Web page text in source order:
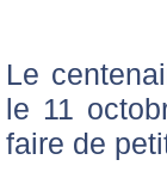
Le
le 11
faire de